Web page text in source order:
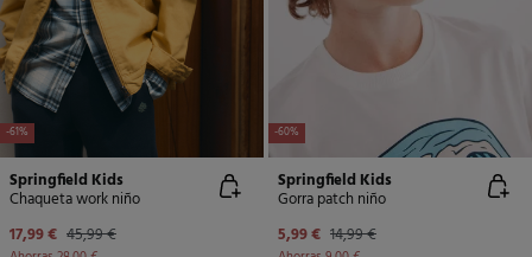
-61%
Springfield Kids
Chaqueta work niño
17,99 € 45,99 €
-60%
Springfield Kids
Gorra patch niño
5,99 € 14,99 €